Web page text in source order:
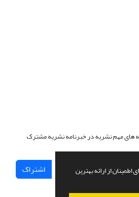
از ارائه بهترین
های مهم نشریه در خبرنامه نشریه مشترک
اشتراک